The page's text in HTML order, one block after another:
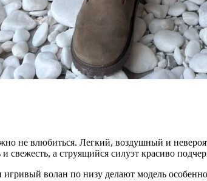
не влюбиться. Легкий, воздушный и
а струящийся силуэт красиво
игривый волан по низу делают модель